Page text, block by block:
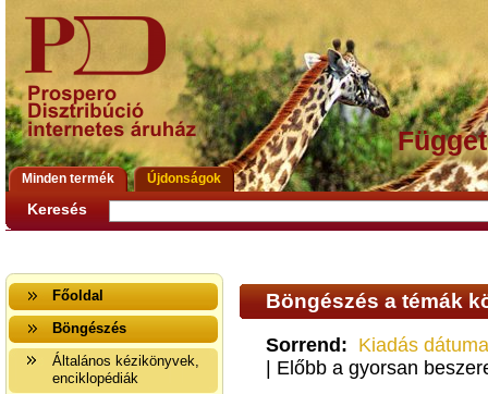
Minden termék Újdonságok
Keresés
Főoldal
Böngészés
Általános kézikönyvek,
enciklopédiák
Böngészés a témák
Sorrend: Kiadás
| Előbb a gyorsan